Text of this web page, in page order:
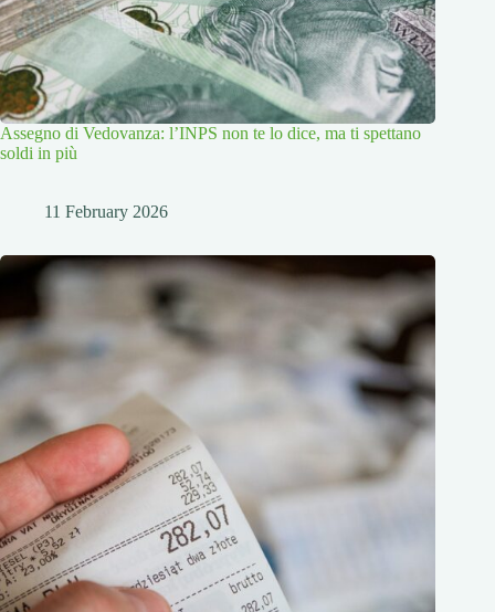
Assegno di Vedovanza: l’INPS non te lo dice, ma ti spettano
soldi in più
11 February 2026